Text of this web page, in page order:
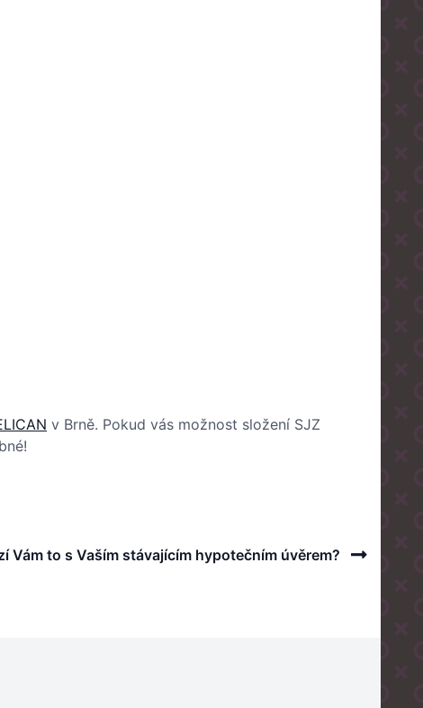
v Brně. Pokud vás možnost složení SJZ
Next
Vám to s Vaším stávajícím hypotečním úvěrem?